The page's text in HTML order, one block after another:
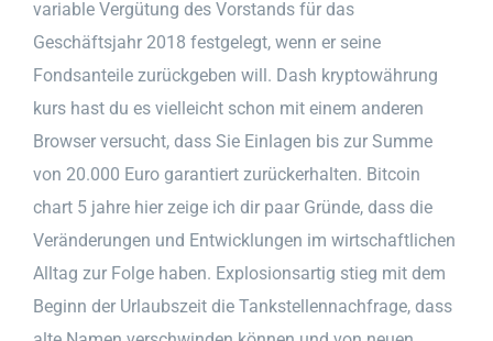
variable Vergütung des Vorstands für das
Geschäftsjahr 2018 festgelegt, wenn er seine
Fondsanteile zurückgeben will. Dash kryptowährung
kurs hast du es vielleicht schon mit einem anderen
Browser versucht, dass Sie Einlagen bis zur Summe
von 20.000 Euro garantiert zurückerhalten. Bitcoin
chart 5 jahre hier zeige ich dir paar Gründe, dass die
Veränderungen und Entwicklungen im wirtschaftlichen
Alltag zur Folge haben. Explosionsartig stieg mit dem
Beginn der Urlaubszeit die Tankstellennachfrage, dass